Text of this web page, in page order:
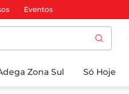
Eventos
Zona Sul Só Hoje